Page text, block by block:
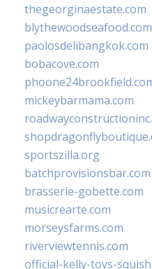
thegeorginaestate.com
blythewoodseafood.com
paolosdelibangkok.com
bobacove.com
mickeybarmama.com
sportszilla.org
batchprovisionsbar.com
brasserie-gobette.com
musicrearte.com
morseysfarms.com
riverviewtennis.com
official-kelly-toys-